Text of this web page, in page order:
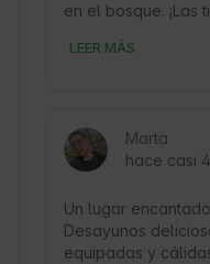
en el bosque. ¡Las
LEER MÁS
Marta
hace casi
Un lugar
Desayunos
equipadas y